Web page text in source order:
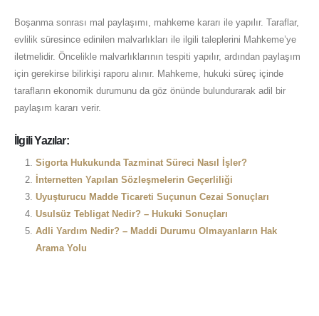
Boşanma sonrası mal paylaşımı, mahkeme kararı ile yapılır. Taraflar,
evlilik süresince edinilen malvarlıkları ile ilgili taleplerini Mahkeme’ye
iletmelidir. Öncelikle malvarlıklarının tespiti yapılır, ardından paylaşım
için gerekirse bilirkişi raporu alınır. Mahkeme, hukuki süreç içinde
tarafların ekonomik durumunu da göz önünde bulundurarak adil bir
paylaşım kararı verir.
İlgili Yazılar:
Sigorta Hukukunda Tazminat Süreci Nasıl İşler?
İnternetten Yapılan Sözleşmelerin Geçerliliği
Uyuşturucu Madde Ticareti Suçunun Cezai Sonuçları
Usulsüz Tebligat Nedir? – Hukuki Sonuçları
Adli Yardım Nedir? – Maddi Durumu Olmayanların Hak
Arama Yolu